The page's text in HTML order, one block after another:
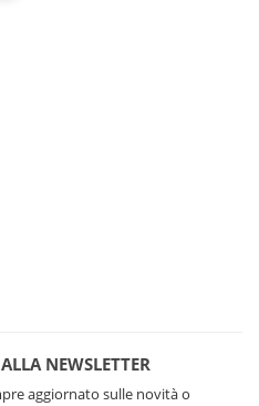
NEWSLETTER
aggiornato sulle novità o